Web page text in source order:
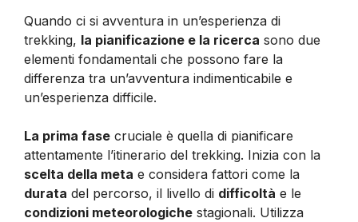
Quando ci si avventura in un’esperienza di
trekking, la pianificazione e la ricerca sono due
elementi fondamentali che possono fare la
differenza tra un’avventura indimenticabile e
un’esperienza difficile.
La prima fase cruciale è quella di pianificare
attentamente l’itinerario del trekking. Inizia con la
scelta della meta e considera fattori come la
durata del percorso, il livello di difficoltà e le
condizioni meteorologiche stagionali. Utilizza